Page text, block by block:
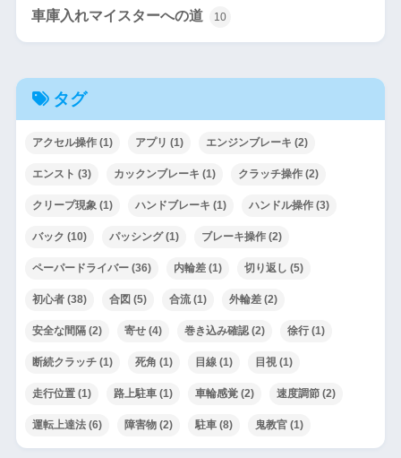
車庫入れマイスターへの道 10
タグ
アクセル操作(1) アプリ (1) エンジンブレーキ (2)
エンスト (3) カックンブレーキ (1) クラッチ操作(2)
クリープ現象 (1) ハンドブレーキ (1) ハンドル操作(3)
バック (10) パッシング(1) ブレーキ操作(2)
ペーパードライバー(36) 内輪差(1) 切り返し (5)
初心者(38) 合図 (5) 合流(1) 外輪差(2)
安全な間隔(2) 寄せ(4) 巻き込み確認(2) 徐行(1)
断続クラッチ(1) 死角 (1) 目線(1) 目視(1)
走行位置(1) 路上駐車(1) 車輪感覚(2) 速度調節(2)
運転上達法(6) 障害物(2) 駐車(8) 鬼教官(1)